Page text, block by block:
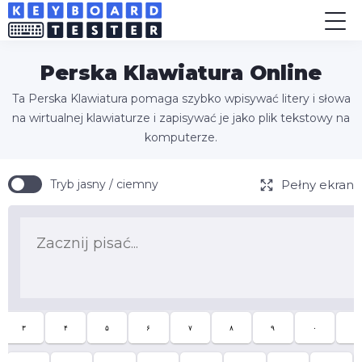
Perska Klawiatura Online
Ta Perska Klawiatura pomaga szybko wpisywać litery i słowa
na wirtualnej klawiaturze i zapisywać je jako plik tekstowy na
komputerze.
Tryb jasny / ciemny Pełny ekran
۳ ۴ ۵ ۶ ۷ ۸ ۹ ۰